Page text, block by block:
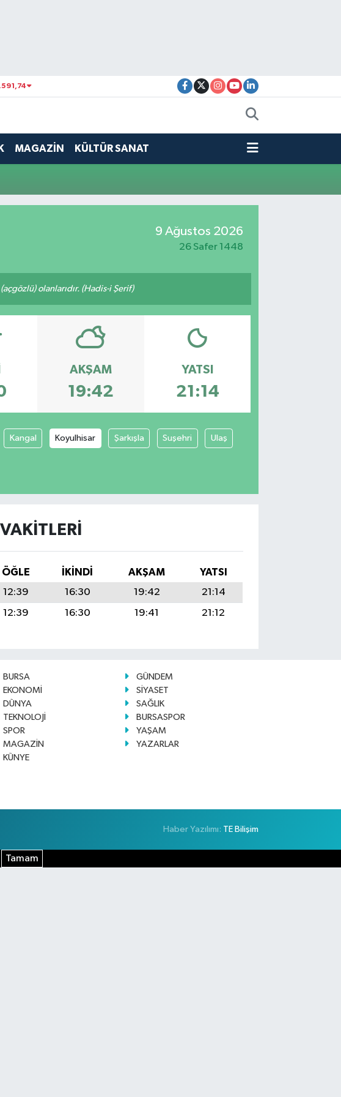
MAGAZİN KÜLTÜR SANAT
9 Ağustos 2026
26 Safer 1448
olanlarıdır. (Hadis-i Şerif)
AKŞAM
19:42
YATSI
21:14
Kangal Koyulhisar Şarkışla Suşehri Ulaş
ÖĞLE İKINDI AKŞAM
YATSI
12:39 16:30 19:42
21:14
12:39 16:30 19:41 21:12
BURSA
GÜNDEM
EKONOMİ
SİYASET
DÜNYA
SAĞLIK
TEKNOLOJİ
BURSASPOR
SPOR
YAŞAM
MAGAZİN
YAZARLAR
KÜNYE
Haber Yazılımı: TE Bilişim
Tamam